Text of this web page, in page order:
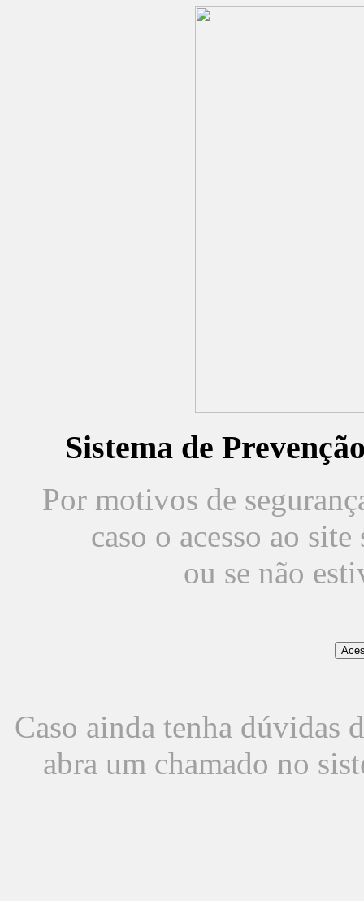
Sistema de
Por motivos de
caso o acesso ao
ou se não
Caso ainda tenha dúvidas
abra um chamado no